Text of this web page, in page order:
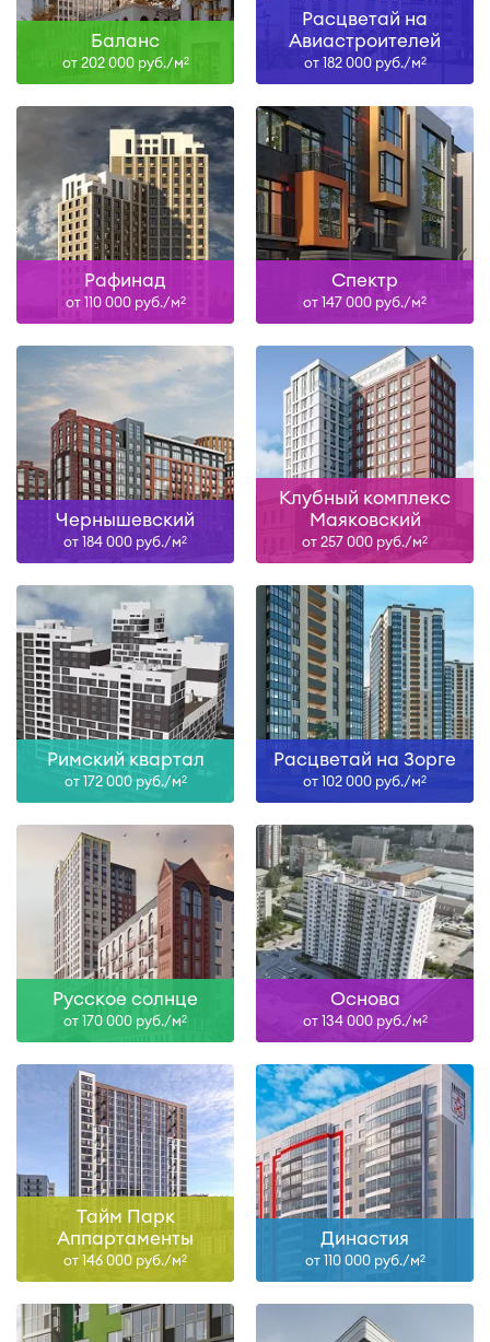
Баланс
от 202 000 руб./м2
Расцветай на
Авиастроителей
от 182 000 руб./м2
Рафинад
от 110 000 руб./м2
Спектр
от 147 000 руб./м2
Чернышевский
от 184 000 руб./м2
Клубный комплекс
Маяковский
от 257 000 руб./м2
Римский квартал
от 172 000 руб./м2
Расцветай на Зорге
от 102 000 руб./м2
Русское солнце
от 170 000 руб./м2
Основа
от 134 000 руб./м2
Тайм Парк
Аппартаменты
от 146 000 руб./м2
Династия
от 110 000 руб./м2